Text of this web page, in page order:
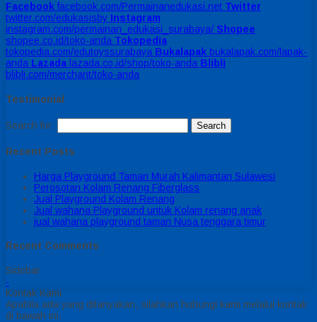
Facebook facebook.com/Permainanedukasi.net Twitter
twitter.com/edukasisby Instagram
instagram.com/permainan_edukasi_surabaya/ Shopee
shopee.co.id/toko-anda Tokopedia
tokopedia.com/edutoyssurabaya Bukalapak bukalapak.com/lapak-
anda Lazada lazada.co.id/shop/toko-anda Blibli
blibli.com/merchant/toko-anda
Testimonial
Search for:
Recent Posts
Harga Playground Taman Murah Kalimantan Sulawesi
Perosotan Kolam Renang Fiberglass
Jual Playground Kolam Renang
Jual wahana Playground untuk Kolam renang anak
jual wahana playground taman Nusa tenggara timur
Recent Comments
Sidebar
-
Kontak Kami
Apabila ada yang ditanyakan, silahkan hubungi kami melalui kontak
di bawah ini.